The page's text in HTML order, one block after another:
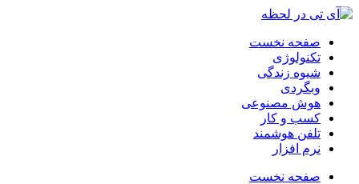
صفحه نخست
تکنولوژی
شیوه زندگی
وبگردی
هوش مصنوعی
کسب و کار
تلفن هوشمند
نرم افزار
صفحه نخست